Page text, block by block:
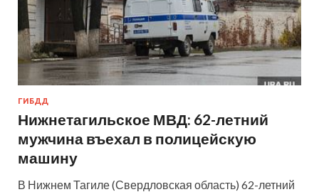
ГИБДД
Нижнетагильское МВД: 62-летний
мужчина въехал в полицейскую
машину
В Нижнем Тагиле (Свердловская область) 62-летний